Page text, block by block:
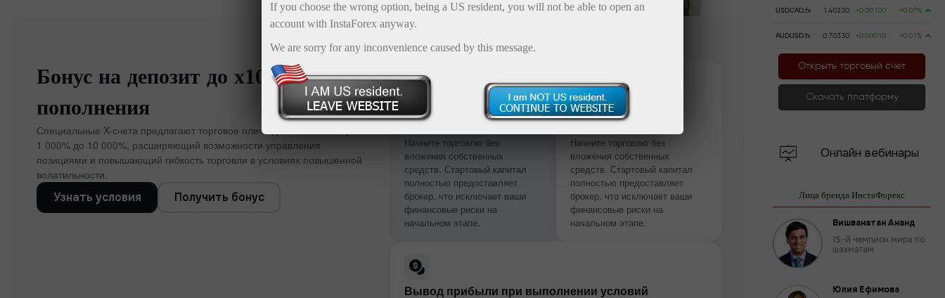
Бонус на депозит до x1000 к сумме
пополнения
Специальные X-счета предлагают торговое плечо до 1:5000 и бонус от
1 000% до 10 000%, расширяющий возможности управления
позициями и повышающий гибкость торговли в условиях повышенной
волатильности.
Узнать условия Получить бонус
Без пополнения
депозита
Начните торговлю без
вложения собственных
средств. Стартовый капитал
полностью предоставляет
брокер, что исключает ваши
финансовые риски на
начальном этапе.
Без пополнения
депозита
Начните торговлю без
вложения собственных
средств. Стартовый капитал
полностью предоставляет
брокер, что исключает ваши
финансовые риски на
начальном этапе.
Вывод прибыли при выполнении условий
USDCAD.fx 1.40230 +0.00100 +0.07%
AUDUSD.fx 0.70330 +0.00010 +0.01%
Открыть торговый счет
Скачать платформу
Онлайн вебинары
Лица бренда ИнстаФорекс
Вишванатан Ананд
15-й чемпион мира по
шахматам
Юлия Ефимова
If you choose the wrong option, being a US resident, you will not be able to open an
account with InstaForex anyway.
We are sorry for any inconvenience caused by this message.